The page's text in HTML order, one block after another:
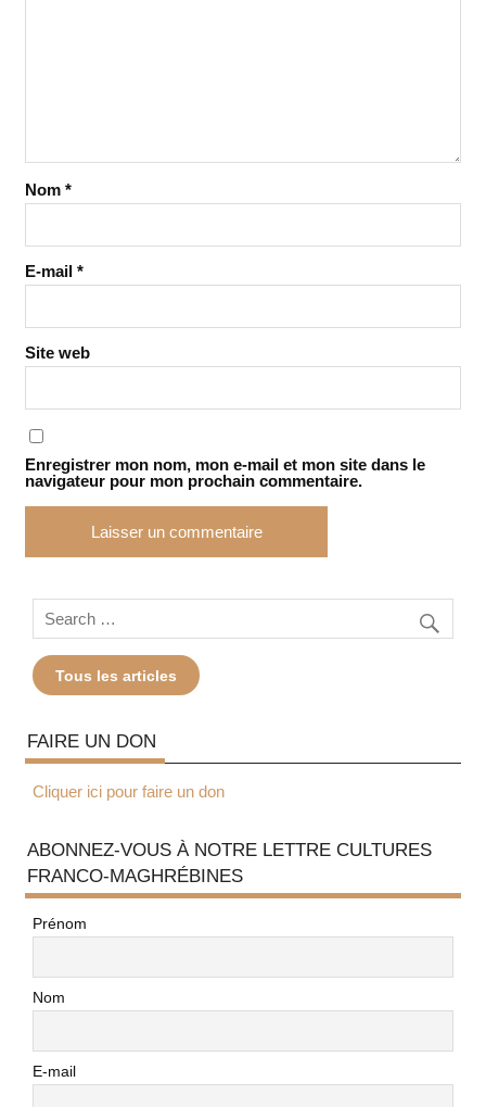
Nom *
E-mail *
Site web
Enregistrer mon nom, mon e-mail et mon site dans le
navigateur pour mon prochain commentaire.
Tous les articles
FAIRE UN DON
Cliquer ici pour faire un don
ABONNEZ-VOUS À NOTRE LETTRE CULTURES
FRANCO-MAGHRÉBINES
Prénom
Nom
E-mail